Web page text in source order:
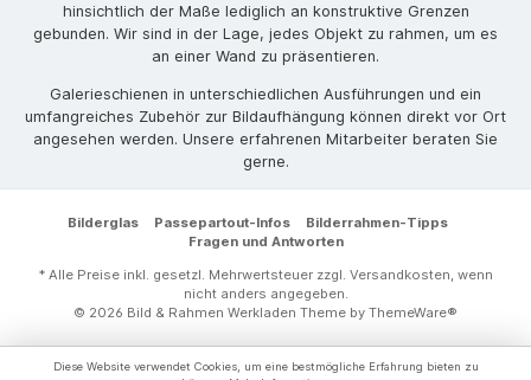
hinsichtlich der Maße lediglich an konstruktive Grenzen
gebunden. Wir sind in der Lage, jedes Objekt zu rahmen, um es
an einer Wand zu präsentieren.
Galerieschienen in unterschiedlichen Ausführungen und ein
umfangreiches Zubehör zur Bildaufhängung können direkt vor Ort
angesehen werden. Unsere erfahrenen Mitarbeiter beraten Sie
gerne.
Bilderglas Passepartout-Infos
Bilderrahmen-Tipps
Fragen und Antworten
* Alle Preise inkl. gesetzl. Mehrwertsteuer zzgl. Versandkosten, wenn
nicht anders angegeben.
© 2026 Bild & Rahmen Werkladen Theme by ThemeWare®
Diese Website verwendet Cookies, um eine bestmögliche Erfahrung bieten zu